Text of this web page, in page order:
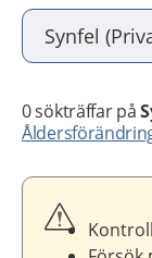
Vad
0sökträffar på